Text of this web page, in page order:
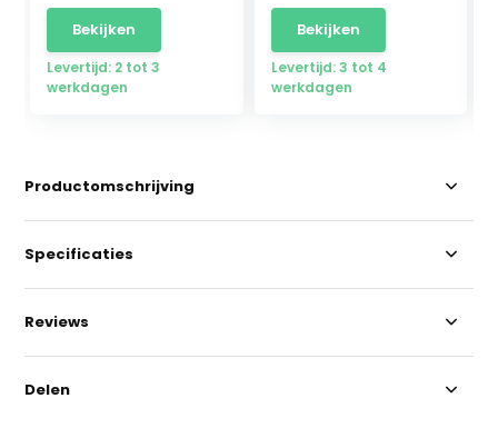
Bekijken
Levertijd: 2 tot 3
werkdagen
Bekijken
Levertijd: 3 tot 4
werkdagen
Productomschrijving
Specificaties
Reviews
Delen